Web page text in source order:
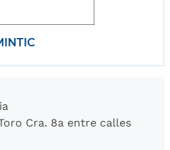
Cra. 8a entre calles